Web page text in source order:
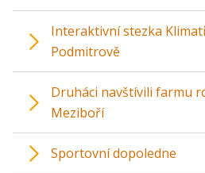
Interaktivní stezka
Podmitrově
Druháci navštívili farmu
Meziboří
Sportovní dopoledne